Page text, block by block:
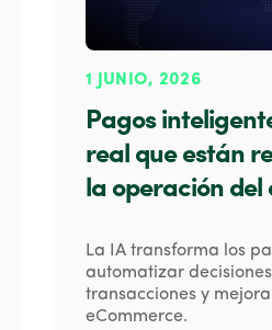
1 JUNIO, 2026
Pagos
real que están
la operación del
La IA transforma los
automatizar
transacciones y
eCommerce.